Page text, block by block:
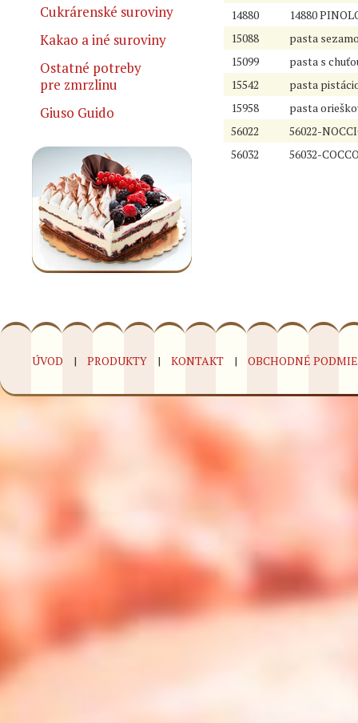
Cukrárenské suroviny
Kakao a iné suroviny
Ostatné potreby
pre zmrzlinu
Giuso Guido
14880
14880
15088
pasta
15099
pasta s
15542
pasta
15958
pasta
56022
56022-
56032
56032-
ÚVOD PRODUKTY KONTAKT OBCHODNÉ